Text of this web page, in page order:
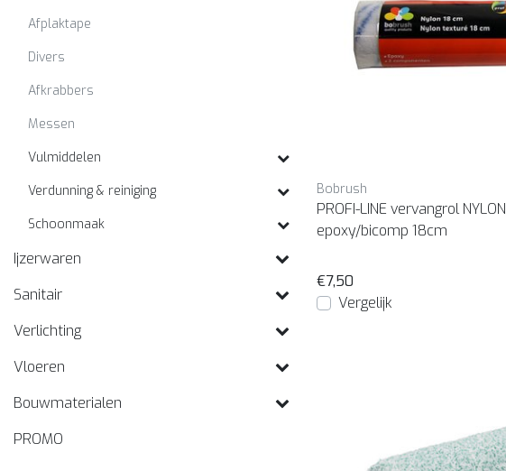
Afplaktape
Divers
Afkrabbers
Messen
Vulmiddelen
Verdunning & reiniging
Schoonmaak
Ijzerwaren
Sanitair
Verlichting
Vloeren
Bouwmaterialen
PROMO
Bobrush
PROFI-LINE vervangrol NYLON
epoxy/bicomp 18cm
€7,50
Vergelijk